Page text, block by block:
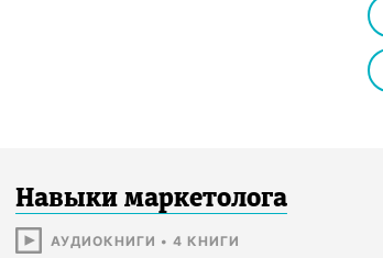
Навыки маркетолога
АУДИОКНИГИ • 4 КНИГИ